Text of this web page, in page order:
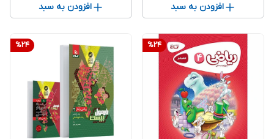
افزودن به سبد افزودن به سبد
%24
%24